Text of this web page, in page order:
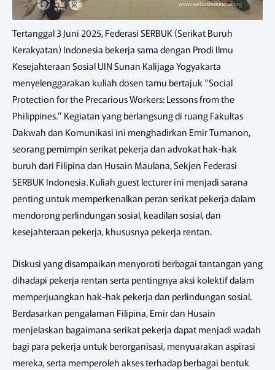
Tertanggal 3 Juni 2025, Federasi SERBUK (Serikat Buruh
Kerakyatan) Indonesia bekerja sama dengan Prodi Ilmu
Kesejahteraan Sosial UIN Sunan Kalijaga Yogyakarta
menyelenggarakan kuliah dosen tamu bertajuk “Social
Protection for the Precarious Workers: Lessons from the
Philippines.” Kegiatan yang berlangsung di ruang Fakultas
Dakwah dan Komunikasi ini menghadirkan Emir Tumanon,
seorang pemimpin serikat pekerja dan advokat hak-hak
buruh dari Filipina dan Husain Maulana, Sekjen Federasi
SERBUK Indonesia. Kuliah guest lecturer ini menjadi sarana
penting untuk memperkenalkan peran serikat pekerja dalam
mendorong perlindungan sosial, keadilan sosial, dan
kesejahteraan pekerja, khususnya pekerja rentan.
Diskusi yang disampaikan menyoroti berbagai tantangan yang
dihadapi pekerja rentan serta pentingnya aksi kolektif dalam
memperjuangkan hak-hak pekerja dan perlindungan sosial.
Berdasarkan pengalaman Filipina, Emir dan Husain
menjelaskan bagaimana serikat pekerja dapat menjadi wadah
bagi para pekerja untuk berorganisasi, menyuarakan aspirasi
mereka, serta memperoleh akses terhadap berbagai bentuk